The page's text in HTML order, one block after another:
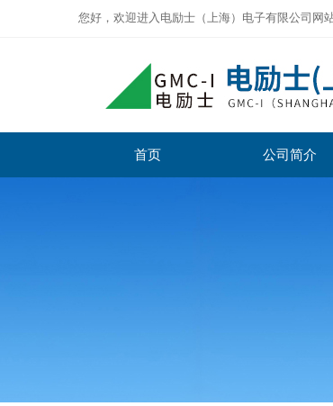
您好，欢迎进入电励士（上海）电子有限公司网站
首页 公司简介